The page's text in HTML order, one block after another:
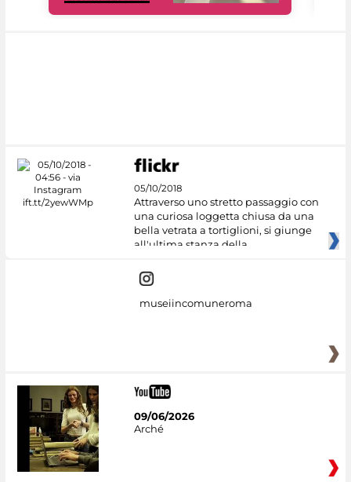
05/10/2018
Attraverso uno stretto passaggio con
una curiosa loggetta chiusa da una
bella vetrata a tortiglioni, si giunge
all'ultima stanza della
museiincomuneroma
09/06/2026
Arché